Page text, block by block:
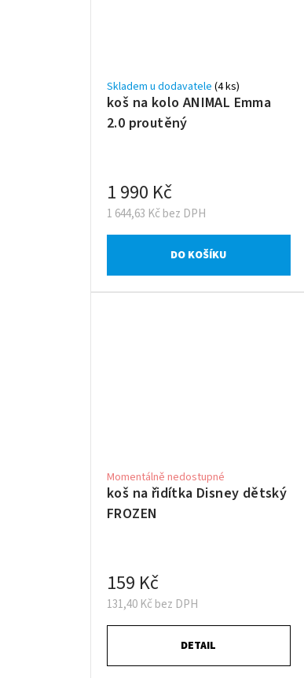
koš na kolo ANIMAL Emma
2.0 proutěný
Skladem u dodavatele (4 ks)
1 644,63 Kč bez DPH
1 990 Kč
DO KOŠÍKU
koš na řidítka Disney dětský
FROZEN
Momentálně nedostupné
131,40 Kč bez DPH
159 Kč
DETAIL